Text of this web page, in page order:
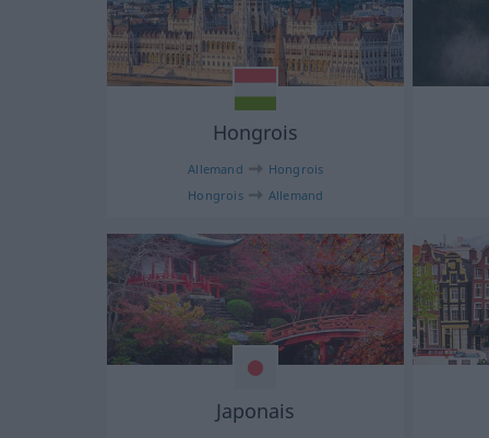
Hongrois
Allemand
Hongrois
Hongrois
Allemand
Japonais